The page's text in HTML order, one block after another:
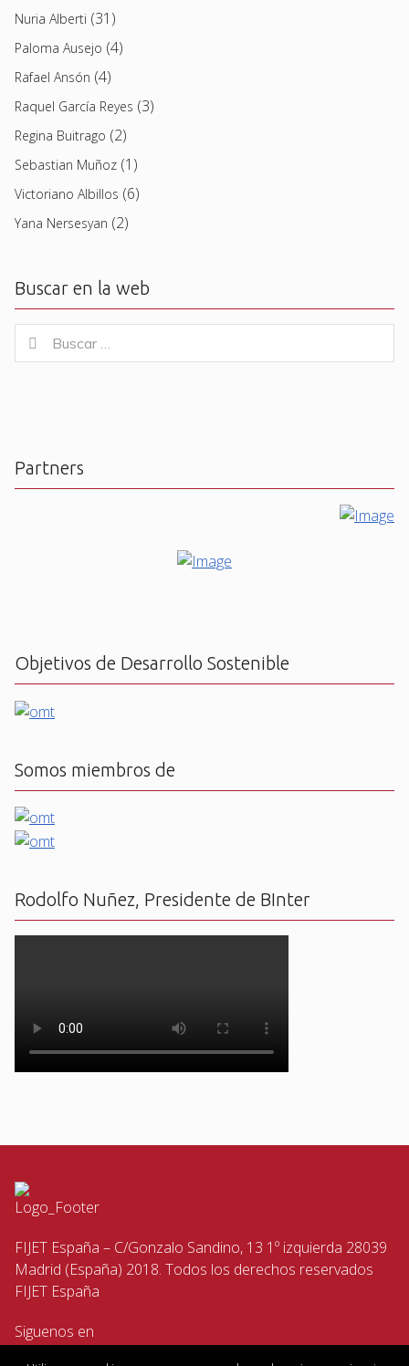
Nuria Alberti (31)
Paloma Ausejo (4)
Rafael Ansón (4)
Raquel García Reyes (3)
Regina Buitrago (2)
Sebastian Muñoz (1)
Victoriano Albillos (6)
Yana Nersesyan (2)
Buscar en la web
for:
Buscar
Partners
Objetivos de Desarrollo Sostenible
Somos miembros de
Rodolfo Nuñez, Presidente de BInter
FIJET España – C/Gonzalo Sandino, 13 1º izquierda 28039
Madrid (España) 2018. Todos los derechos reservados
FIJET España
Siguenos en